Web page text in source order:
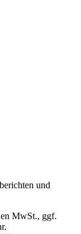
und
MwSt., ggf.